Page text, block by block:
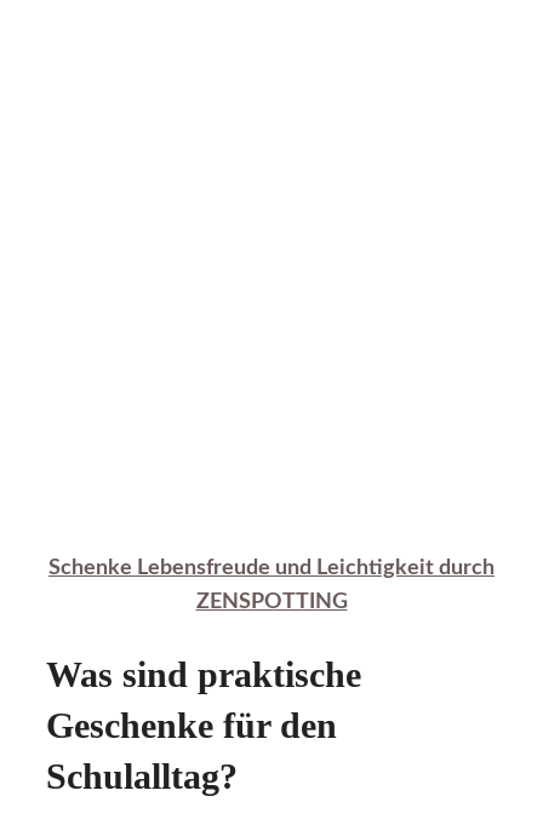
Schenke Lebensfreude und Leichtigkeit durch
ZENSPOTTING
Was sind praktische
Geschenke für den
Schulalltag?